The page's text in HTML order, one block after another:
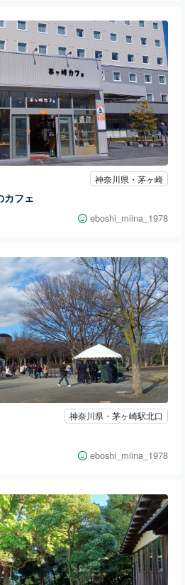
神奈川県・茅ヶ崎
カフェ
eboshi_miina_1978
神奈川県・茅ヶ崎駅北口
eboshi_miina_1978